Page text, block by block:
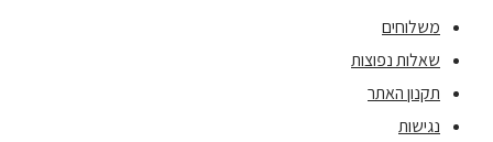
משלוחים
שאלות נפוצות
תקנון האתר
נגישות